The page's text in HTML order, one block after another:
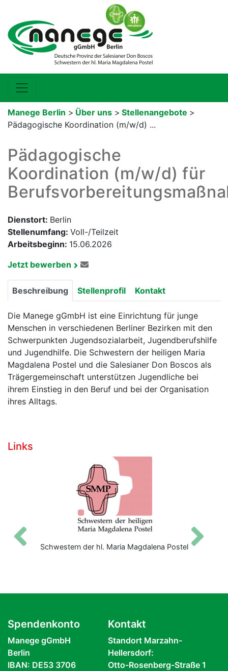
Manege Berlin > Über uns > Stellenangebote >
Pädagogische Koordination (m/w/d) ...
Pädagogische
Koordination (m/w/d) für
Dienstort: Berlin
Stellenumfang: Voll-/Teilzeit
Arbeitsbeginn: 15.06.2026
Jetzt bewerben
Beschreibung Stellenprofil Kontakt
Die Manege gGmbH ist eine Einrichtung für junge
Menschen in verschiedenen Berliner Bezirken mit den
Schwerpunkten Jugendsozialarbeit, Jugendberufshilfe
und Jugendhilfe. Die Schwestern der heiligen Maria
Magdalena Postel und die Salesianer Don Boscos als
Trägergemeinschaft unterstützen Jugendliche bei
ihrem Einstieg in den Beruf und bei der Organisation
ihres Alltags.
Links
Schwestern der hl. Maria Magdalena Postel
Zurück
Spendenkonto
Manege gGmbH
Berlin
IBAN: DE53 3706
Kontakt
Standort Marzahn-
Hellersdorf:
Otto-Rosenberg-Straße 1